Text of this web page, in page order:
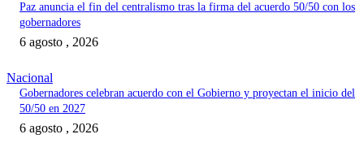
Paz anuncia el fin del centralismo tras la firma del acuerdo 50/50 con los
gobernadores
6 agosto , 2026
Nacional
Gobernadores celebran acuerdo con el Gobierno y proyectan el inicio del
50/50 en 2027
6 agosto , 2026